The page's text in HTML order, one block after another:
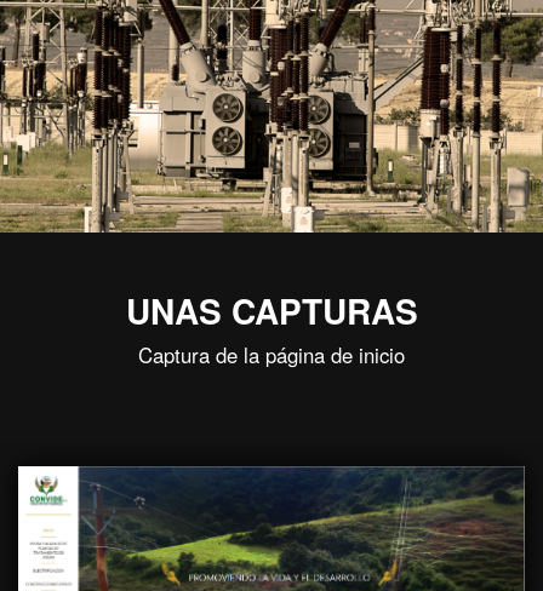
UNAS CAPTURAS
Captura de la página de inicio